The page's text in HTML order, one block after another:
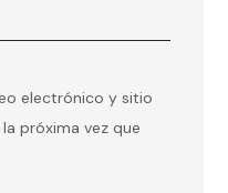
electrónico y sitio
próxima vez que